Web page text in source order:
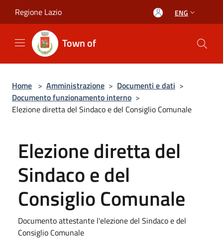
Regione Lazio ENG
Town of
Home > Amministrazione > Documenti e dati >
Documento funzionamento interno >
Elezione diretta del Sindaco e del Consiglio Comunale
Elezione diretta del
Sindaco e del
Consiglio Comunale
Documento attestante l'elezione del Sindaco e del
Consiglio Comunale